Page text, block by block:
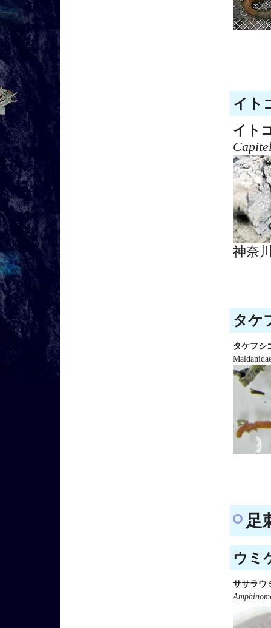
イト
イト
神奈
タケ
タケフシ
足
ウミ
ササラウ